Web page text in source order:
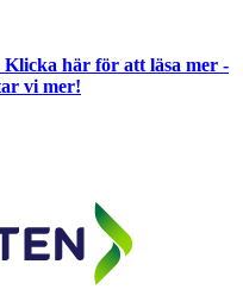
Klicka här för att läsa mer -
vi mer!